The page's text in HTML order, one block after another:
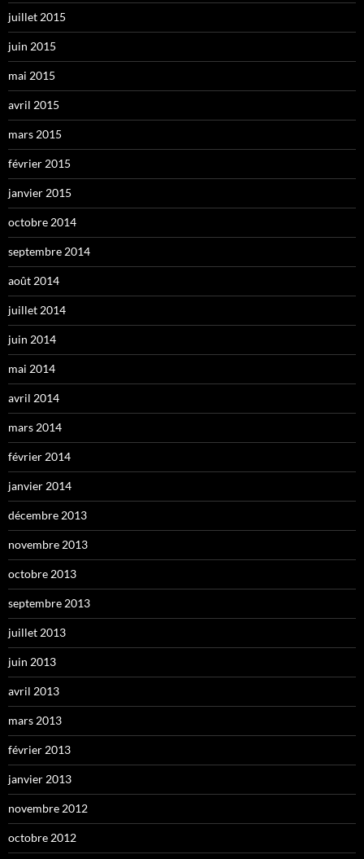
juillet 2015
juin 2015
mai 2015
avril 2015
mars 2015
février 2015
janvier 2015
octobre 2014
septembre 2014
août 2014
juillet 2014
juin 2014
mai 2014
avril 2014
mars 2014
février 2014
janvier 2014
décembre 2013
novembre 2013
octobre 2013
septembre 2013
juillet 2013
juin 2013
avril 2013
mars 2013
février 2013
janvier 2013
novembre 2012
octobre 2012